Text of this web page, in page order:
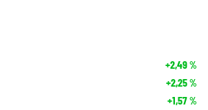
+2,49%
+2,25%
+1,57%